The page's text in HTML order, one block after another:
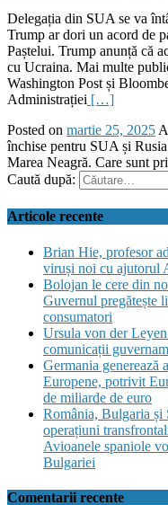
Delegația din SUA se va
Trump ar dori un acord de
Paștelui. Trump anunță că
cu Ucraina. Mai multe
Washington Post și
Administrației […]
Posted on martie 25, 2025
închise pentru SUA și
Marea Neagră. Care sunt
Caută după:
Articole recente
Brian Hie, profesor
viruși noi cu ajutorul
Bolojan le cere din
Guvernul pregătește
consumatori
Ursula von der
comunicații
Germania generează
Europene, potrivit
de miliarde de euro
România, Bulgaria și
operațiuni
Avioanele spaniole
Bulgariei
Comentarii recente